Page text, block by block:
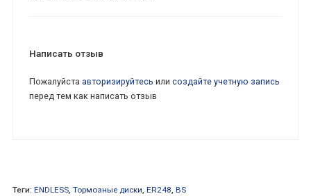
Написать отзыв
Пожалуйста авторизируйтесь или создайте учетную запись
перед тем как написать отзыв
Теги: ENDLESS, Тормозные диски, ER248, BS